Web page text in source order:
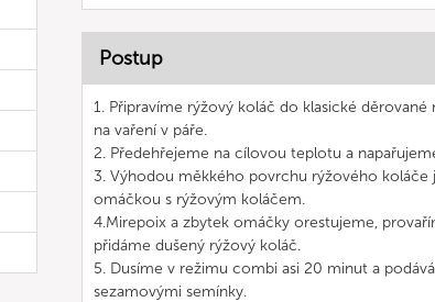
Postup
1. Připravíme rýžový koláč do klasické
na vaření v páře.
2. Předehřejeme na cílovou teplotu a
3. Výhodou měkkého povrchu rýžového koláče
omáčkou s rýžovým koláčem.
4.Mirepoix a zbytek omáčky orestujeme,
přidáme dušený rýžový koláč.
5. Dusíme v režimu combi asi 20 minut a
sezamovými semínky.